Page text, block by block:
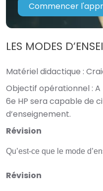
Commencer
LES MODES
Matériel didactique :
Objectif opérationnel : A
6e HP sera capable de
d’enseignement.
Révision
Qu’est-ce que le mode
Révision